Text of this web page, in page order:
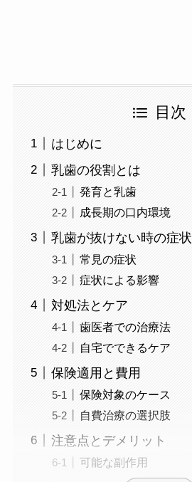
目次
はじめに
乳歯の役割とは
発育と乳歯
成長期の口内環境
乳歯が抜けない時の症状
常見の症状
症状による影響
対処法とケア
歯医者での治療法
自宅でできるケア
保険適用と費用
保険対象のケース
自費治療の選択肢
注意点とデメリット
可能な副作用